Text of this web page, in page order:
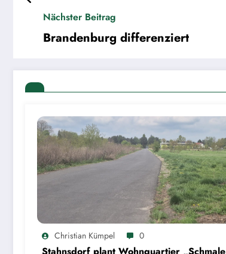
Nächster Beitrag
Brandenburg differenziert
Christian Kümpel 0